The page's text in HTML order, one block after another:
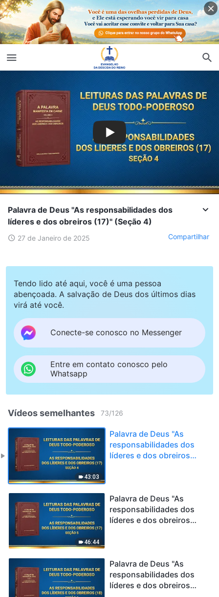
Palavra de Deus "As responsabilidades dos
líderes e dos obreiros (17)" (Seção 4)
27 de Janeiro de 2025 Compartilhar
Tendo lido até aqui, você é uma pessoa
abençoada. A salvação de Deus dos últimos dias
virá até você.
Conecte-se conosco no Messenger
Entre em contato conosco pelo
Whatsapp
Vídeos semelhantes 73/126
43:03
Palavra de Deus "As
responsabilidades dos
líderes e dos obreiros
46:44
Palavra de Deus "As
responsabilidades dos
líderes e dos obreiros
Palavra de Deus "As
responsabilidades dos
líderes e dos obreiros